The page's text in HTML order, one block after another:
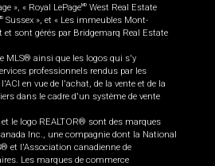
», « Royal LePageMD West Real Estate
Sussex », et « Les immeubles Mont-
sont gérés par Bridgemarq Real Estate
MLS® ainsi que les logos qui s'y
professionnels rendus par les
en vue de l'achat, de la vente et de la
dans le cadre d'un système de vente
le logo REALTOR® sont des marques
Inc., une compagnie dont la National
et l'Association canadienne de
Les marques de commerce